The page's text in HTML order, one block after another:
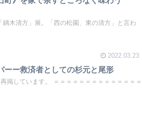
木清方」展。「西の松園、東の清方」と言わ
2022.03.23
ーー救済者としての杉元と尾形
＝＝＝＝＝＝＝＝＝＝＝